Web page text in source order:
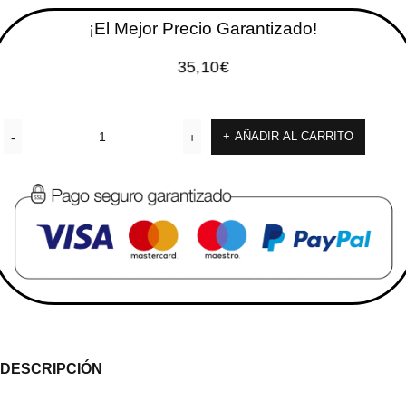
¡El Mejor Precio Garantizado!
35,10€
AÑADIR AL CARRITO
DESCRIPCIÓN